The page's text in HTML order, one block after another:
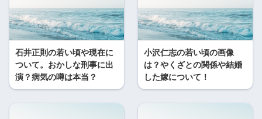
石井正則の若い頃や現在に
ついて。おかしな刑事に出
演？病気の噂は本当？
小沢仁志の若い頃の画像
は？やくざとの関係や結婚
した嫁について！